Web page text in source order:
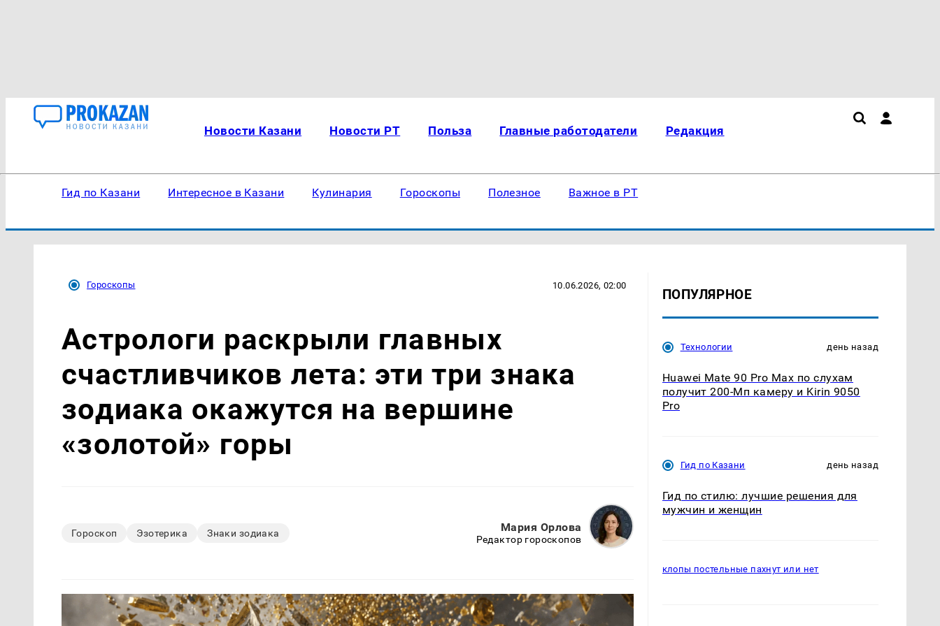
Новости Казани Новости РТ Польза Главные работодатели Редакция
Гид по Казани Интересное в Казани Кулинария Гороскопы Полезное Важное в РТ
Гороскопы 10.06.2026, 02:00
Астрологи раскрыли главных
счастливчиков лета: эти три знака
зодиака окажутся на вершине
«золотой» горы
Гороскоп Эзотерика Знаки зодиака Мария Орлова
Редактор гороскопов
ПОПУЛЯРНОЕ
Технологии день назад
Huawei Mate 90 Pro Max по слухам
получит 200-Мп камеру и Kirin 9050
Pro
Гид по Казани день назад
Гид по стилю: лучшие решения для
мужчин и женщин
клопы постельные пахнут или нет